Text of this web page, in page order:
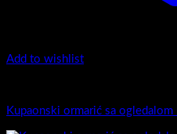
Add to wishlist
Kupaonski ormarić sa